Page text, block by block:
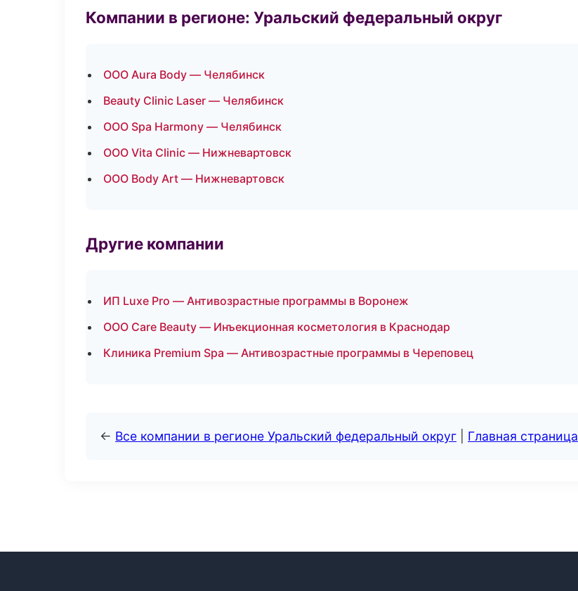
Компании в регионе: Уральский федеральный округ
ООО Aura Body — Челябинск
Beauty Clinic Laser — Челябинск
ООО Spa Harmony — Челябинск
ООО Vita Clinic — Нижневартовск
ООО Body Art — Нижневартовск
Другие компании
ИП Luxe Pro — Антивозрастные программы в Воронеж
ООО Care Beauty — Инъекционная косметология в Краснодар
Клиника Premium Spa — Антивозрастные программы в Череповец
← Все компании в регионе Уральский федеральный округ Главная страница